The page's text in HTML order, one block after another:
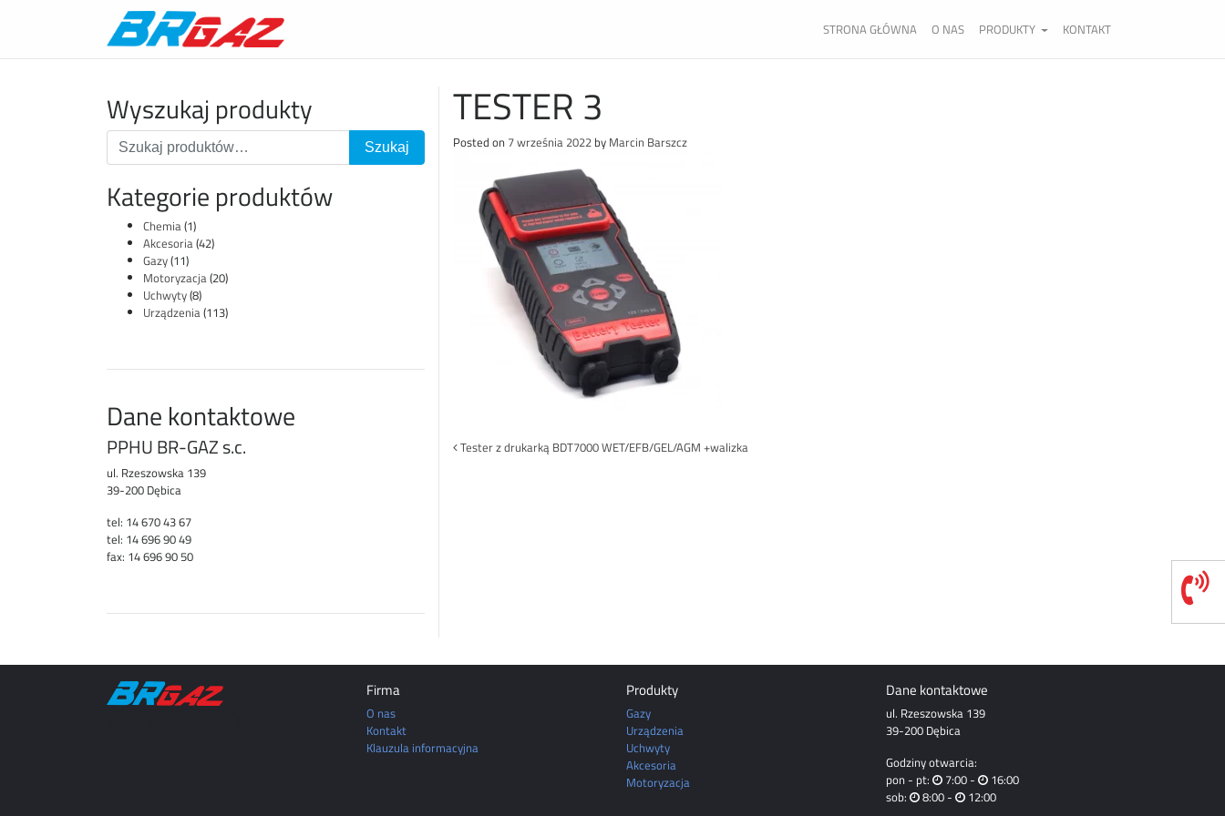
STRONA GŁÓWNA O NAS PRODUKTY KONTAKT
Wyszukaj produkty
Kategorie produktów
Chemia(1)
Akcesoria(42)
Gazy(11)
Motoryzacja(20)
Uchwyty(8)
Urządzenia(113)
Dane kontaktowe
PPHU BR-GAZ s.c.
ul. Rzeszowska 139
39-200 Dębica
tel: 14 670 43 67
tel: 14 696 90 49
fax: 14 696 90 50
TESTER 3
Posted on 7 września 2022by Marcin Barszcz
Post
Tester z drukarką BDT7000 WET/EFB/GEL/AGM +walizka
Firma
O nas
Kontakt
Klauzula informacyjna
Produkty
Gazy
Urządzenia
Uchwyty
Akcesoria
Motoryzacja
Dane kontaktowe
ul. Rzeszowska 139
39-200 Dębica
Godziny otwarcia:
pon - pt:
7:00 -
16:00
sob:
8:00 - 12:00